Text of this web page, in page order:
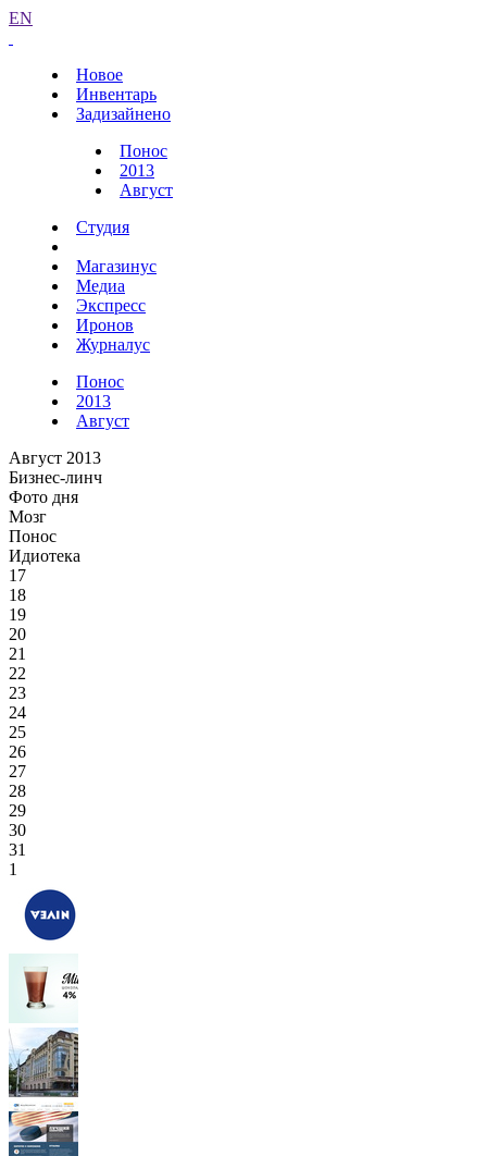
EN
Новое
Инвентарь
Задизайнено
Понос
2013
Август
Студия
Магазинус
Медиа
Экспресс
Иронов
Журналус
Понос
2013
Август
Август 2013
Бизнес-линч
Фото дня
Мозг
Понос
Идиотека
17
18
19
20
21
22
23
24
25
26
27
28
29
30
31
1